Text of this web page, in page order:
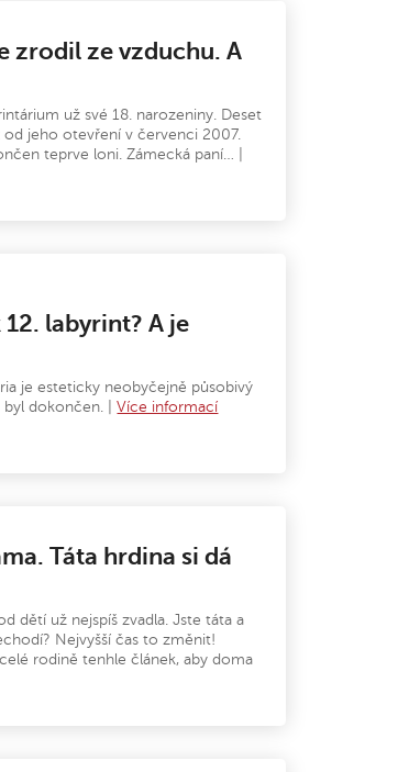
zrodil ze vzduchu. A
už své 18. narozeniny. Deset
od jeho otevření v červenci 2007.
teprve loni. Zámecká paní… |
labyrint? A je
je esteticky neobyčejně působivý
byl dokončen. |Více informací
Táta hrdina si dá
dětí už nejspíš zvadla. Jste táta a
Nejvyšší čas to změnit!
rodině tenhle článek, aby doma